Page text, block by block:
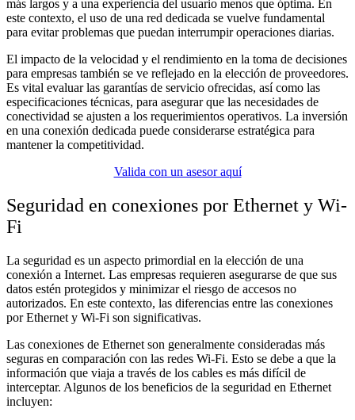
más largos y a una experiencia del usuario menos que óptima. En
este contexto, el uso de una red dedicada se vuelve fundamental
para evitar problemas que puedan interrumpir operaciones diarias.
El impacto de la velocidad y el rendimiento en la toma de decisiones
para empresas también se ve reflejado en la elección de proveedores.
Es vital evaluar las garantías de servicio ofrecidas, así como las
especificaciones técnicas, para asegurar que las necesidades de
conectividad se ajusten a los requerimientos operativos. La inversión
en una conexión dedicada puede considerarse estratégica para
mantener la competitividad.
Valida con un asesor aquí
Seguridad en conexiones por Ethernet y Wi-
Fi
La seguridad es un aspecto primordial en la elección de una
conexión a Internet. Las empresas requieren asegurarse de que sus
datos estén protegidos y minimizar el riesgo de accesos no
autorizados. En este contexto, las diferencias entre las conexiones
por Ethernet y Wi-Fi son significativas.
Las conexiones de Ethernet son generalmente consideradas más
seguras en comparación con las redes Wi-Fi. Esto se debe a que la
información que viaja a través de los cables es más difícil de
interceptar. Algunos de los beneficios de la seguridad en Ethernet
incluyen: